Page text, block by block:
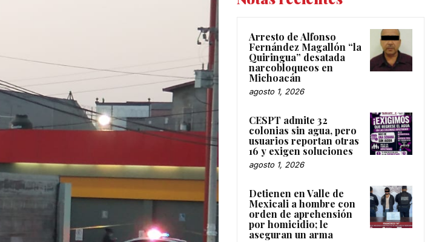
Arresto de Alfonso
Fernández Magallón “la
Quiringua” desatada
narcobloqueos en
Michoacán
agosto 1, 2026
CESPT admite 32
colonias sin agua, pero
usuarios reportan otras
16 y exigen soluciones
agosto 1, 2026
Detienen en Valle de
Mexicali a hombre con
orden de aprehensión
por homicidio; le
aseguran un arma